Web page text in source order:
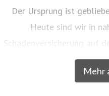
Mehr
Der Ursprung ist
Heute sind wir in
Schadenversicherung auf
EU-Ländern und der
Breitengeschäft sind wir